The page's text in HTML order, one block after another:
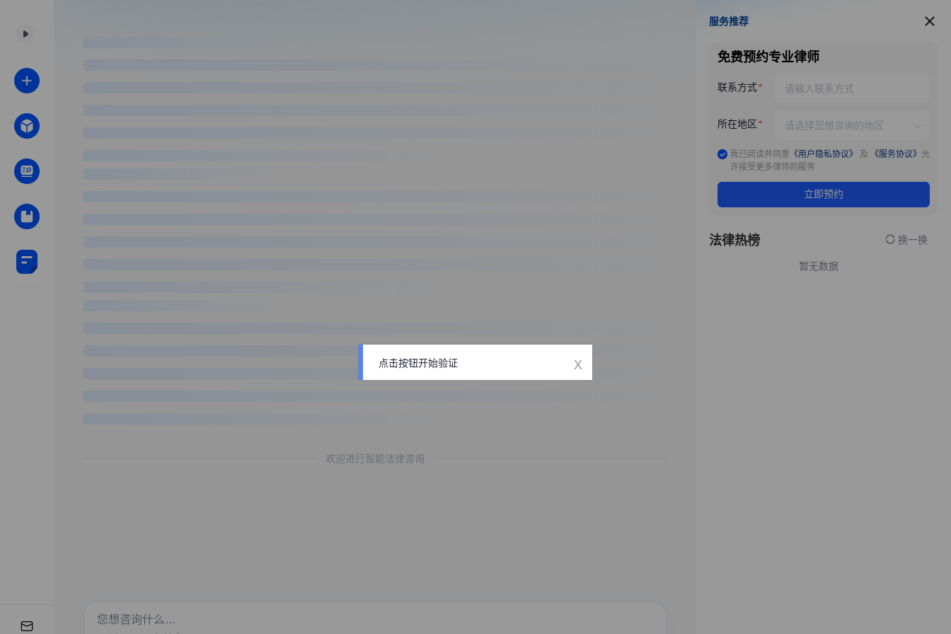
欢迎进行智能法律咨询
服务推荐
服务推荐
免费预约专业律师
联系方式
所在地区
我已阅读并同意 《用户隐私协议》 及 《服务协议》 允
许接受更多律师的服务
立即预约
法律热榜 换一换
暂无数据
点击按钮开始验证 x